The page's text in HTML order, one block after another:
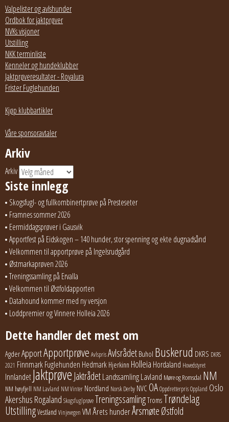
Valpelister og avlshunder
Ordbok for jaktprøver
NVKs visjoner
Utstilling
NKK terminliste
Kenneler og hundeklubber
Jaktprøveresultater - Royalura
Frister Fuglehunden
Kjøp klubbartikler
Våre sponsoravtaler
Arkiv
Arkiv
Siste innlegg
Skogsfugl- og fullkombinertprøve på Presteseter
Framnes sommer 2026
Eermiddagsprøver i Gausvik
Apportfest på Eidskogen – 140 hunder, stor spenning og ekte dugnadsånd
Velkommen til apportprøve på Ingelsrudgård
Østmarkaprøven 2026
Treningssamling på Ervalla
Velkommen til Østfoldapporten
Datahound kommer med ny versjon
Loddpremier og Vinnere Holleia 2026
Dette handler det mest om
AgderApportApportprøve AvlsprisAvlsrådet Buhol Buskerud DKRS DKRS
2021 FinnmarkFuglehunden Hedmark Hjerkinn Holleia Hordaland Hovedstyret
InnlandetJaktprøve JaktrådetLandssamlingLavland Møre og Romsdal NM
NM høyfjell NM Lavland NM Vinter Nordland Norsk Derby NVC OAOppdretterprisOppland Oslo
Akershus Rogaland SkogsfuglprøveTreningssamlingTroms Trøndelag
UtstillingVestland Vinjevegen VMÅrets hunderÅrsmøteØstfold